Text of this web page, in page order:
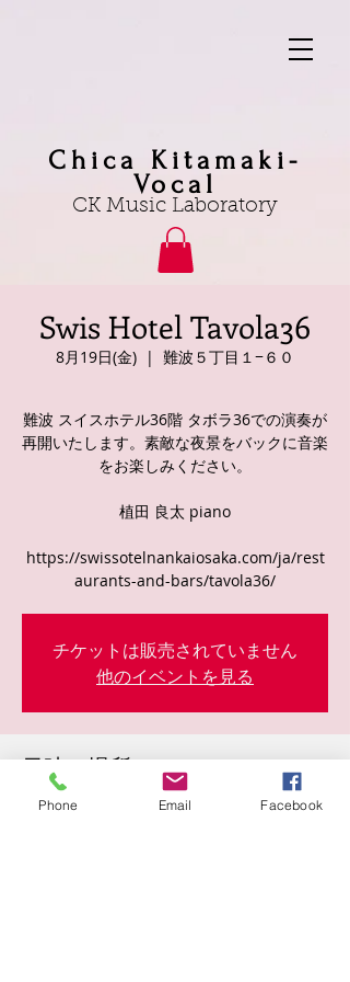
Chica Kitamaki-
Vocal
CK Music Laboratory
Swis Hotel Tavola36
8月19日(金)
  |
難波５丁目１−６０
難波 スイスホテル36階 タボラ36での演奏が
再開いたします。素敵な夜景をバックに音楽
をお楽しみください。
植田 良太 piano
https://swissotelnankaiosaka.com/ja/rest
aurants-and-bars/tavola36/
チケットは販売されていません
他のイベントを見る
日時・場所
2022年8月19日 19:00
Phone Email Facebook